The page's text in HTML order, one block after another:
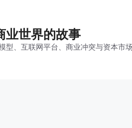
业世界的故事
、互联网平台、商业冲突与资本市